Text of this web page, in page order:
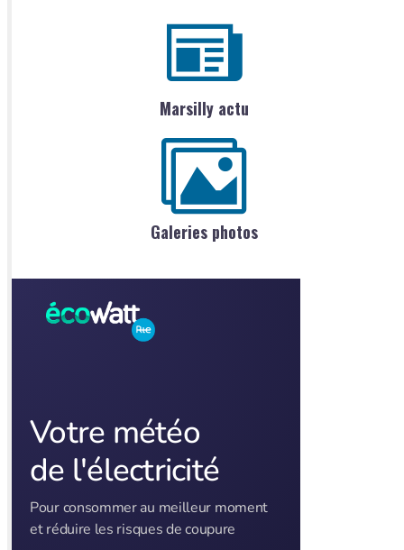
Marsilly actu
Galeries photos